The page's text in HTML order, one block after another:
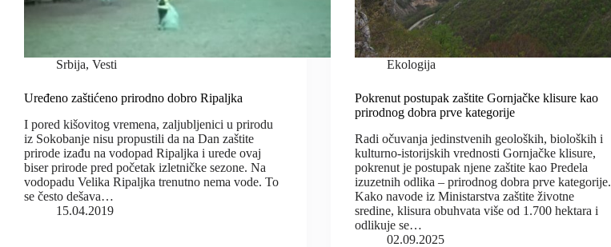
Srbija, Vesti
Uređeno zaštićeno prirodno dobro Ripaljka
I pored kišovitog vremena, zaljubljenici u prirodu
iz Sokobanje nisu propustili da na Dan zaštite
prirode izađu na vodopad Ripaljka i urede ovaj
biser prirode pred početak izletničke sezone. Na
vodopadu Velika Ripaljka trenutno nema vode. To
se često dešava…
15.04.2019
Ekologija
Pokrenut postupak zaštite Gornjačke klisure kao
prirodnog dobra prve kategorije
Radi očuvanja jedinstvenih geoloških, bioloških i
kulturno-istorijskih vrednosti Gornjačke klisure,
pokrenut je postupak njene zaštite kao Predela
izuzetnih odlika – prirodnog dobra prve kategorije.
Kako navode iz Ministarstva zaštite životne
sredine, klisura obuhvata više od 1.700 hektara i
odlikuje se…
02.09.2025